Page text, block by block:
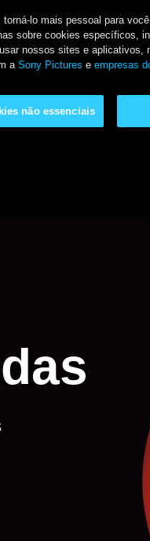
lo mais pessoal para
sobre cookies específicos,
nossos sites e
a Sony Pictures e empresas
não essenciais